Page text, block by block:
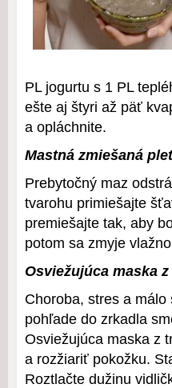
PL jogurtu s 1 PL
ešte aj štyri až päť
a opláchnite.
Mastná zmiešaná
Prebytočný maz
tvarohu primiešajte
premiešajte tak, aby
potom sa zmyje
Osviežujúca maska
Choroba, stres a
pohľade do zrkadla
Osviežujúca maska z
a rozžiariť pokožku.
Roztlačte dužinu